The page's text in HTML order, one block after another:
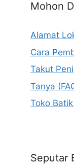
Mohon
Alamat
Cara
Takut
Tanya
Toko
Seputar